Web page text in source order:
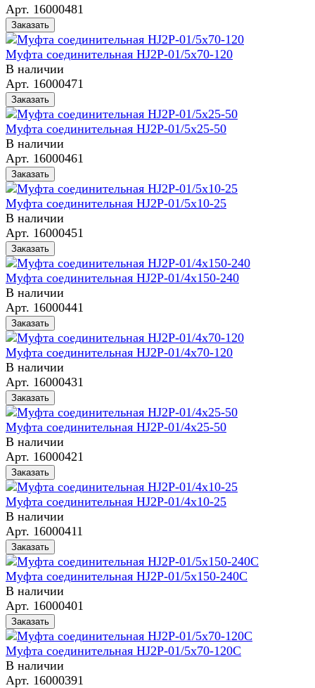
Арт. 16000481
Заказать
Муфта соединительная HJ2P-01/5x70-120
В наличии
Арт. 16000471
Заказать
Муфта соединительная HJ2P-01/5x25-50
В наличии
Арт. 16000461
Заказать
Муфта соединительная HJ2P-01/5x10-25
В наличии
Арт. 16000451
Заказать
Муфта соединительная HJ2P-01/4x150-240
В наличии
Арт. 16000441
Заказать
Муфта соединительная HJ2P-01/4x70-120
В наличии
Арт. 16000431
Заказать
Муфта соединительная HJ2P-01/4x25-50
В наличии
Арт. 16000421
Заказать
Муфта соединительная HJ2P-01/4x10-25
В наличии
Арт. 16000411
Заказать
Муфта соединительная HJ2P-01/5x150-240C
В наличии
Арт. 16000401
Заказать
Муфта соединительная HJ2P-01/5x70-120C
В наличии
Арт. 16000391